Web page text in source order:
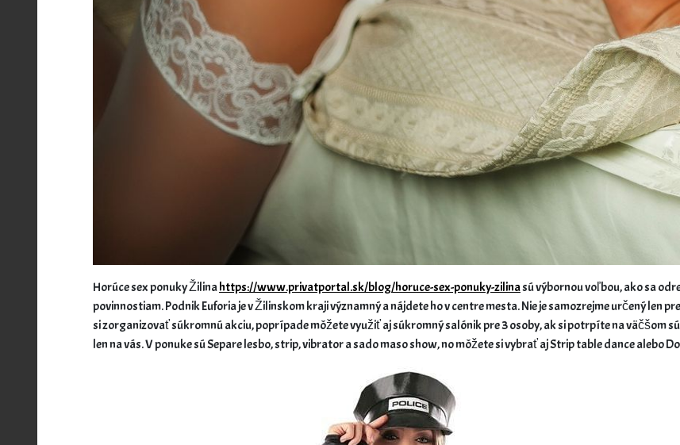
Horúce sex ponuky Žilinahttps://www.privatportal.sk/blog/horuce-sex-ponuky-zilinasú výbornou voľbou, ako sa
povinnostiam. Podnik Euforia je v Žilinskom kraji významný a nájdete ho v centre mesta. Nie je samozrejme určený len
si zorganizovať súkromnú akciu, poprípade môžete využiť aj súkromný salónik pre 3 osoby, ak si potrpíte na väčšom
len na vás. V ponuke sú Separe lesbo, strip, vibrator a sado maso show, no môžete si vybrať aj Strip table dance alebo